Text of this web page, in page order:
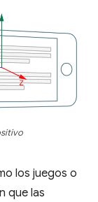
los juegos o
que las